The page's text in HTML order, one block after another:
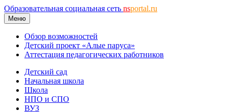
Образовательная социальная сеть nsportal.ru
Меню
Обзор возможностей
Детский проект «Алые паруса»
Аттестация педагогических работников
Детский сад
Начальная школа
Школа
НПО и СПО
ВУЗ